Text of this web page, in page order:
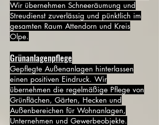
Wir übernehmen Schneeräumung und
Streudienst zuverlässig und pünktlich im
gesamten Raum Attendorn und Kreis
Olpe.
Grünanlagenpflege
Gepflegte Außenanlagen hinterlassen
einen positiven Eindruck. Wir
übernehmen die regelmäßige Pflege von
Grünflächen, Gärten, Hecken und
Außenbereichen für Wohnanlagen,
Unternehmen und Gewerbeobjekte.